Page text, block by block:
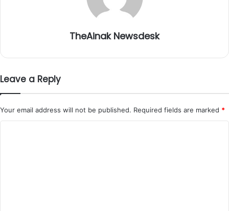
TheAinak Newsdesk
Leave a Reply
Your email address will not be published. Required fields are marked *